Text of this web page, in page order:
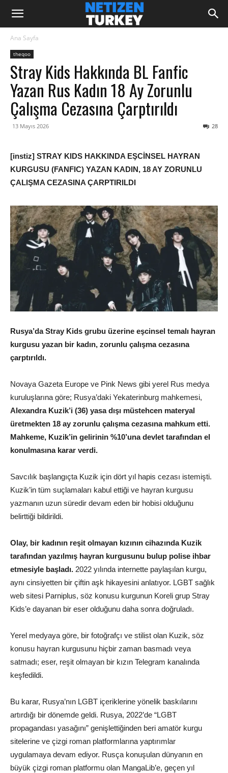
Ana Sayfa
theqoo
Stray Kids Hakkında BL Fanfic
Yazan Rus Kadın 18 Ay Zorunlu
Çalışma Cezasına Çarptırıldı
13 Mayıs 2026 28
[instiz] STRAY KIDS HAKKINDA EŞCİNSEL HAYRAN
KURGUSU (FANFIC) YAZAN KADIN, 18 AY ZORUNLU
ÇALIŞMA CEZASINA ÇARPTIRILDI
Rusya’da Stray Kids grubu üzerine eşcinsel temalı hayran
kurgusu yazan bir kadın, zorunlu çalışma cezasına
çarptırıldı.
Novaya Gazeta Europe ve Pink News gibi yerel Rus medya
kuruluşlarına göre; Rusya’daki Yekaterinburg mahkemesi,
Alexandra Kuzik’i (36) yasa dışı müstehcen materyal
üretmekten 18 ay zorunlu çalışma cezasına mahkum etti.
Mahkeme, Kuzik’in gelirinin %10’una devlet tarafından el
konulmasına karar verdi.
Savcılık başlangıçta Kuzik için dört yıl hapis cezası istemişti.
Kuzik’in tüm suçlamaları kabul ettiği ve hayran kurgusu
yazmanın uzun süredir devam eden bir hobisi olduğunu
belirttiği bildirildi.
Olay, bir kadının reşit olmayan kızının cihazında Kuzik
tarafından yazılmış hayran kurgusunu bulup polise ihbar
etmesiyle başladı. 2022 yılında internette paylaşılan kurgu,
aynı cinsiyetten bir çiftin aşk hikayesini anlatıyor. LGBT sağlık
web sitesi Parniplus, söz konusu kurgunun Koreli grup Stray
Kids’e dayanan bir eser olduğunu daha sonra doğruladı.
Yerel medyaya göre, bir fotoğrafçı ve stilist olan Kuzik, söz
konusu hayran kurgusunu hiçbir zaman basmadı veya
satmadı; eser, reşit olmayan bir kızın Telegram kanalında
keşfedildi.
Bu karar, Rusya’nın LGBT içeriklerine yönelik baskılarını
artırdığı bir dönemde geldi. Rusya, 2022’de “LGBT
propagandası yasağını” genişlettiğinden beri amatör kurgu
sitelerine ve çizgi roman platformlarına yaptırımlar
uygulamaya devam ediyor. Rusça konuşulan dünyanın en
büyük çizgi roman platformu olan MangaLib’e, geçen yıl